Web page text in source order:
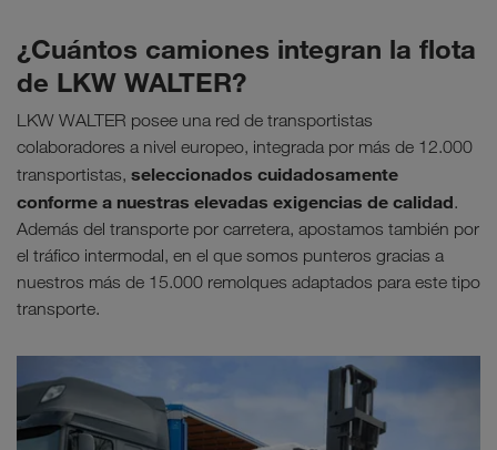
¿Cuántos camiones integran la flota
de LKW WALTER?
LKW WALTER posee una red de transportistas
colaboradores a nivel europeo, integrada por más de 12.000
transportistas, seleccionados cuidadosamente
conforme a nuestras elevadas exigencias de calidad.
Además del transporte por carretera, apostamos también por
el tráfico intermodal, en el que somos punteros gracias a
nuestros más de 15.000 remolques adaptados para este tipo
transporte.